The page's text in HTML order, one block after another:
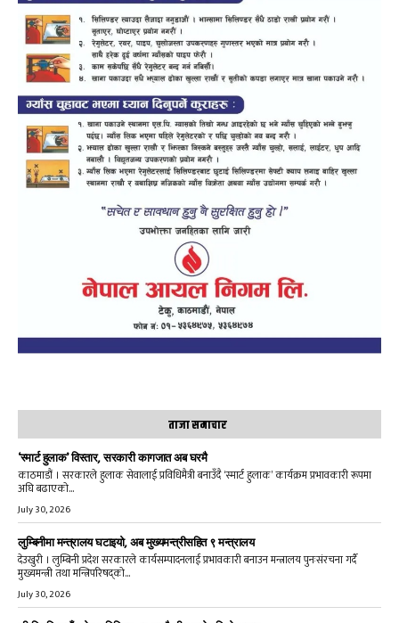
ताजा समाचार
‘स्मार्ट हुलाक’ विस्तार, सरकारी कागजात अब घरमै
काठमाडौं । सरकारले हुलाक सेवालाई प्रविधिमैत्री बनाउँदै ‘स्मार्ट हुलाक’ कार्यक्रम प्रभावकारी रूपमा
अघि बढाएको...
July 30, 2026
लुम्बिनीमा मन्त्रालय घटाइयो, अब मुख्यमन्त्रीसहित ९ मन्त्रालय
देउखुरी । लुम्बिनी प्रदेश सरकारले कार्यसम्पादनलाई प्रभावकारी बनाउन मन्त्रालय पुनःसंरचना गर्दै
मुख्यमन्त्री तथा मन्त्रिपरिषद्को...
July 30, 2026